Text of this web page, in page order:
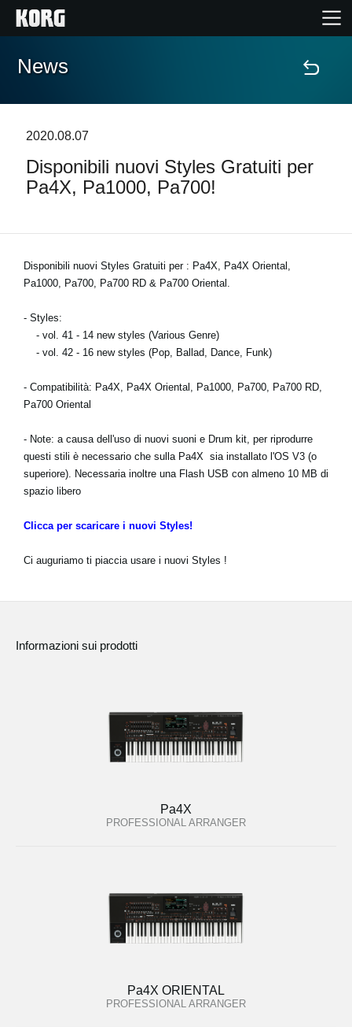
Home
Contenuti
Paesi
A proposito di Korg
News
2020.08.07
Disponibili nuovi Styles Gratuiti per
Pa4X, Pa1000, Pa700!
Disponibili nuovi Styles Gratuiti per : Pa4X, Pa4X Oriental,
Pa1000, Pa700, Pa700 RD & Pa700 Oriental.
- Styles:
- vol. 41 - 14 new styles (Various Genre)
- vol. 42 - 16 new styles (Pop, Ballad, Dance, Funk)
- Compatibilità: Pa4X, Pa4X Oriental, Pa1000, Pa700, Pa700 RD,
Pa700 Oriental
- Note: a causa dell'uso di nuovi suoni e Drum kit, per riprodurre
questi stili è necessario che sulla Pa4X sia installato l'OS V3 (o
superiore). Necessaria inoltre una Flash USB con almeno 10 MB di
spazio libero
Clicca per scaricare i nuovi Styles!
Ci auguriamo ti piaccia usare i nuovi Styles !
Informazioni sui prodotti
Pa4X
PROFESSIONAL ARRANGER
Pa4X ORIENTAL
PROFESSIONAL ARRANGER